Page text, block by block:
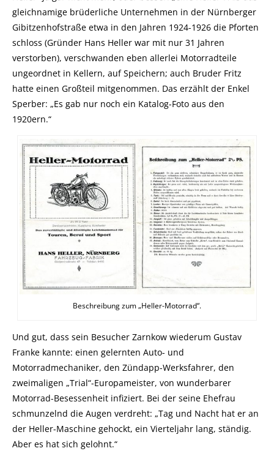
gleichnamige brüderliche Unternehmen in der Nürnberger
Gibitzenhofstraße etwa in den Jahren 1924-1926 die Pforten
schloss (Gründer Hans Heller war mit nur 31 Jahren
verstorben), verschwanden eben allerlei Motorradteile
ungeordnet in Kellern, auf Speichern; auch Bruder Fritz
hatte einen Großteil mitgenommen. Das erzählt der Enkel
Sperber: „Es gab nur noch ein Katalog-Foto aus den
1920ern.“
Beschreibung zum „Heller-Motorrad“.
Und gut, dass sein Besucher Zarnkow wiederum Gustav
Franke kannte: einen gelernten Auto- und
Motorradmechaniker, den Zündapp-Werksfahrer, den
zweimaligen „Trial“-Europameister, von wunderbarer
Motorrad-Besessenheit infiziert. Bei der seine Ehefrau
schmunzelnd die Augen verdreht: „Tag und Nacht hat er an
der Heller-Maschine gehockt, ein Vierteljahr lang, ständig.
Aber es hat sich gelohnt.“